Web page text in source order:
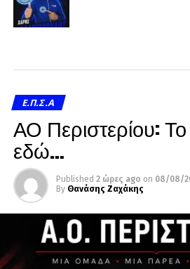
Ε.Π.Σ.Α
ΑΟ Περιστερίου: Το
εδώ…
Published 2 ώρες ago on 08/08/
By Θανάσης Ζαχάκης